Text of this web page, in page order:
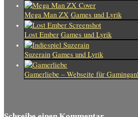
Mega Man ZX Games und Lyrik
Lost Ember Games und Lyrik
Suzerain Games und Lyrik
Gamerliebe – Webseite für